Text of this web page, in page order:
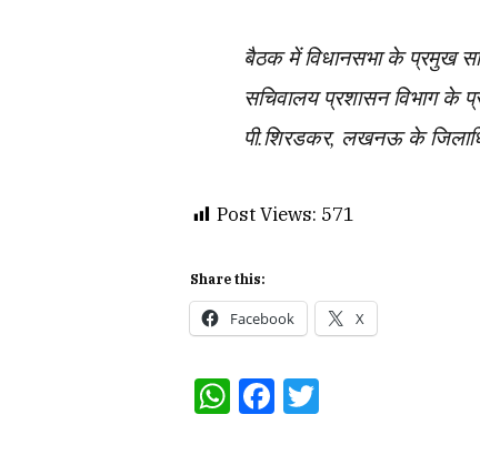
बैठक में विधानसभा के प्रमुख
सचिवालय प्रशासन विभाग
पी.शिरडकर, लखनऊ के
Post Views: 571
Share this:
Facebook X
WhatsApp
Facebook